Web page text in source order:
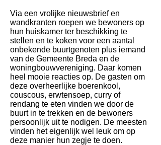
Via een vrolijke nieuwsbrief en
wandkranten roepen we bewoners op
hun huiskamer ter beschikking te
stellen en te koken voor een aantal
onbekende buurtgenoten plus iemand
van de Gemeente Breda en de
woningbouwvereniging. Daar komen
heel mooie reacties op. De gasten om
deze overheerlijke boerenkool,
couscous, erwtensoep, curry of
rendang te eten vinden we door de
buurt in te trekken en de bewoners
persoonlijk uit te nodigen. De meesten
vinden het eigenlijk wel leuk om op
deze manier hun zegje te doen.